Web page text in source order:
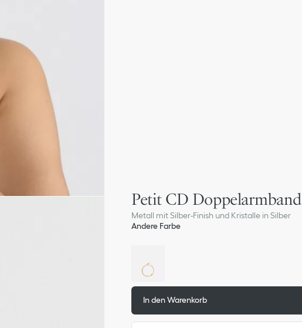
Petit CD Doppelarmband
Metall mit Silber-Finish und Kristalle in Silber
Andere Farbe
In den Warenkorb